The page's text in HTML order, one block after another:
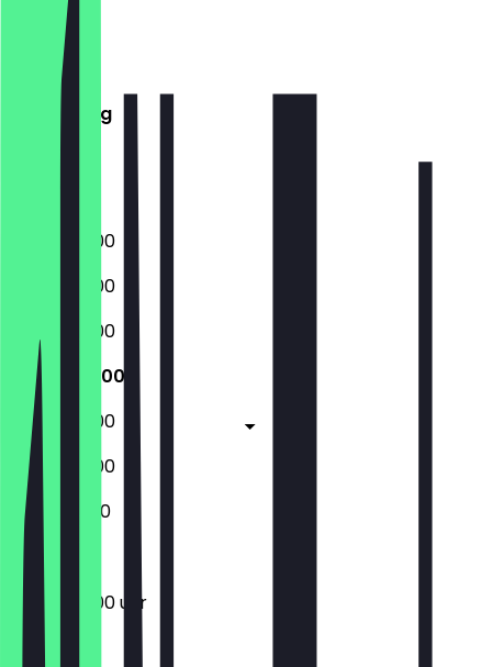
Maandag
Dinsdag
Woensdag
Donderdag
06:00 - 19:00
06:00 - 19:00
06:00 - 19:00
06:00 - 19:00
06:00 - 19:00
06:00 - 19:00
07:00 - 11:00
06:00 - 19:00 uur